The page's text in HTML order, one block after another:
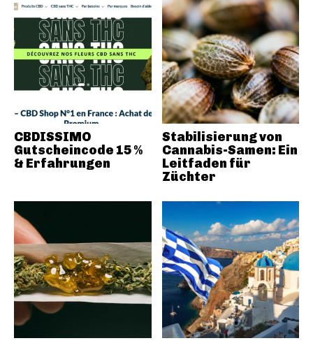
CBDISSIMO
Gutscheincode 15 %
& Erfahrungen
Stabilisierung von
Cannabis-Samen: Ein
Leitfaden für
Züchter